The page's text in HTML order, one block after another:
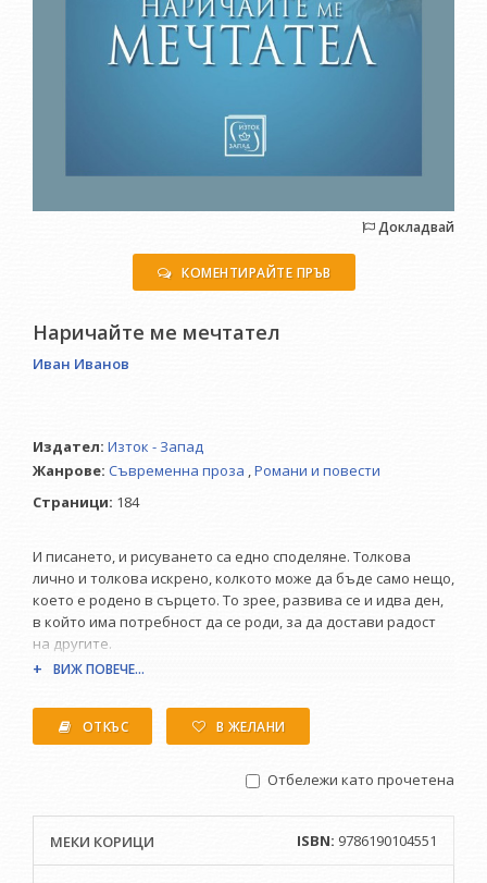
Докладвай
КОМЕНТИРАЙТЕ ПРЪВ
Наричайте ме мечтател
Иван Иванов
Издател: Изток - Запад
Жанрове: Съвременна проза ,Романи и повести
Страници: 184
И писането, и рисуването са едно споделяне. Толкова
лично и толкова искрено, колкото може да бъде само нещо,
което е родено в сърцето. То зрее, развива се и идва ден,
в който има потребност да се роди, за да достави радост
на другите.
съвременният класик в изобразителното изкуство, г-н Сули
Сеферов - за големия талант и огромното сърце.
на корицата на романа „Омагьосаният кръг“.
Признателност и за „Посвещение на МЕЧТАТЕЛЯ“,
вдъхновена от настоящата книга „Наричайте ме
ВИЖ ПОВЕЧЕ...
ОТКЪС В ЖЕЛАНИ
Отбележи като прочетена
МЕКИ КОРИЦИ ISBN: 9786190104551